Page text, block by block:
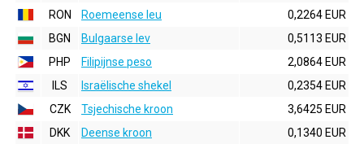
RON
Roemeense leu
0,2264 EUR
BGN
Bulgaarse lev
0,5113 EUR
PHP
Filipijnse peso
2,0864 EUR
ILS
Israëlische shekel
0,2354 EUR
CZK
Tsjechische kroon
3,6425 EUR
DKK
Deense kroon 0,1340 EUR